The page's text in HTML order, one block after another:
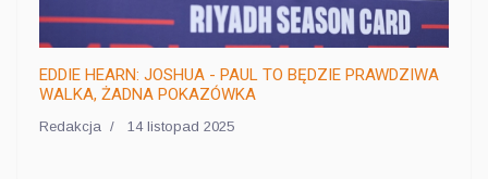
EDDIE HEARN: JOSHUA - PAUL TO BĘDZIE PRAWDZIWA
WALKA, ŻADNA POKAZÓWKA
Redakcja 14 listopad 2025